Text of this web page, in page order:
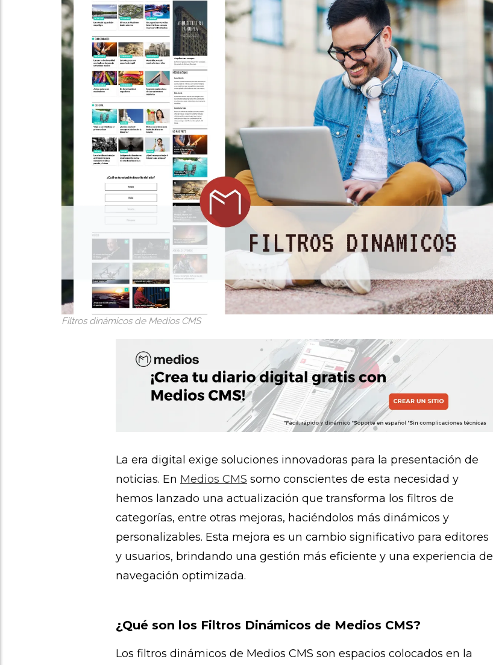
Filtros dinámicos de Medios CMS
La era digital exige soluciones innovadoras para la presentación de
noticias. En Medios CMS somo conscientes de esta necesidad y
hemos lanzado una actualización que transforma los filtros de
categorías, entre otras mejoras, haciéndolos más dinámicos y
personalizables. Esta mejora es un cambio significativo para editores
y usuarios, brindando una gestión más eficiente y una experiencia de
navegación optimizada.
¿Qué son los Filtros Dinámicos de Medios CMS?
Los filtros dinámicos de Medios CMS son espacios colocados en la